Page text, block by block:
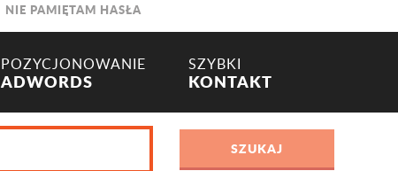
NIE PAMIĘTAM HASŁA
POZYCJONOWANIE
ADWORDS
SZYBKI
KONTAKT